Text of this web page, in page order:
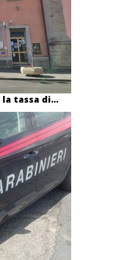
tassa di...